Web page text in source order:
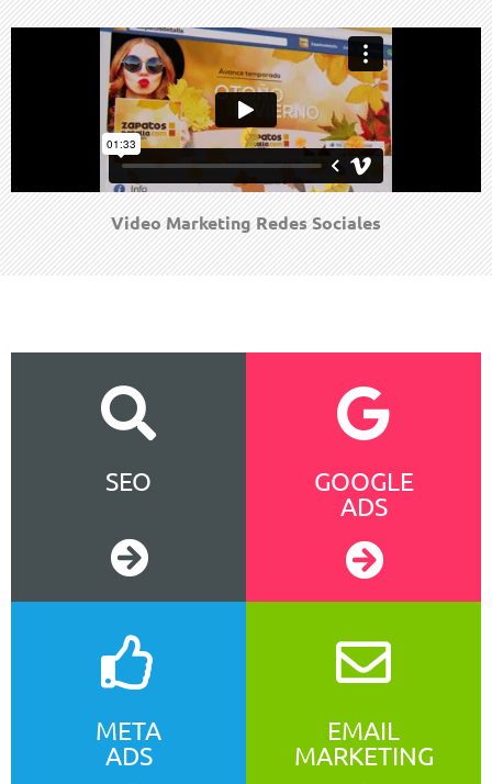
Video Marketing Redes Sociales
SEO GOOGLE
ADS
META
ADS
EMAIL
MARKETING